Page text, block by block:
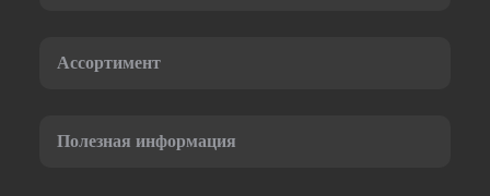
Ассортимент
Полезная информация